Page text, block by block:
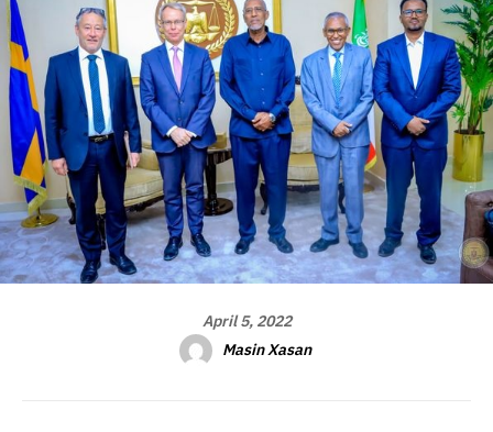
April 5, 2022
Masin Xasan